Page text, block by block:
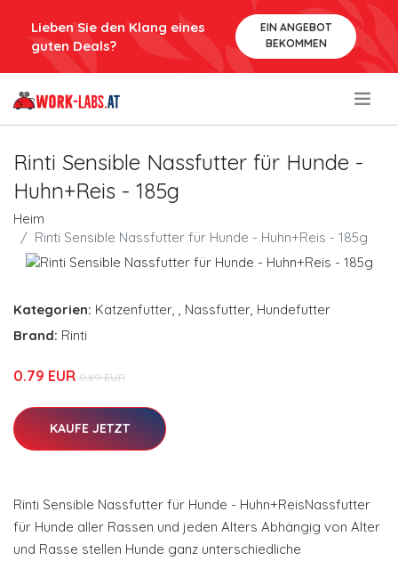
Lieben Sie den Klang eines
guten Deals?
EIN ANGEBOT
BEKOMMEN
Rinti Sensible Nassfutter für Hunde -
Huhn+Reis - 185g
Heim
Rinti Sensible Nassfutter für Hunde - Huhn+Reis - 185g
Kategorien: Katzenfutter Nassfutter Hundefutter
Brand: Rinti
0.79 EUR 0.89 EUR
KAUFE JETZT
Rinti Sensible Nassfutter für Hunde - Huhn+ReisNassfutter
für Hunde aller Rassen und jeden Alters Abhängig von Alter
und Rasse stellen Hunde ganz unterschiedliche